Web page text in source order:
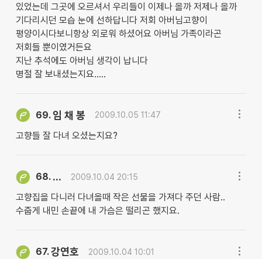
있었는데 그곳에 오르셔서 우리들이 이제나 올까 저제나 올까
기다리시던 모습 눈에 선하답니다 저회 아버님고향이
평양이시다보니항상 외로워 하셨어요 아버님 가족이라곤
저회들 뿐이였거든요
지난 추석에도 아버님 생각이 납니다
명절 잘 보내셨는지요.....
69. 임 채 봉 2009.10.05 11:47
고향들 잘 다녀 오셨는지요?
68. ... 2009.10.04 20:15
고향집을 다니러 다녀올때 작은 선물을 가져다 주던 사람..
수줍게 내민 손끝에 내 가슴은 떨리곤 했지요.
67.강연호 2009.10.04 10:01